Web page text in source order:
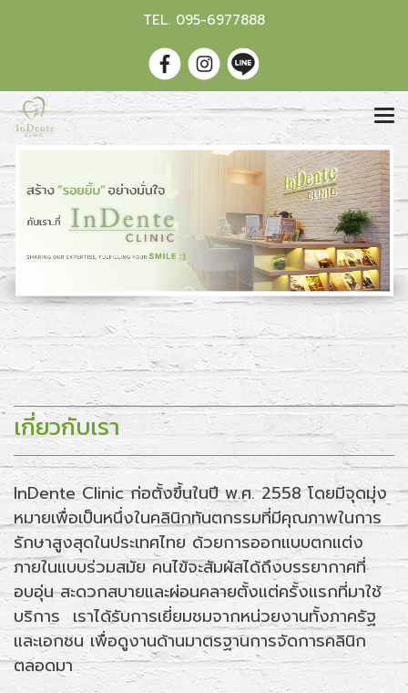
TEL. 095-6977888
เกี่ยวกับเรา
InDente Clinic ก่อตั้งขึ้นในปี พ.ศ. 2558 โดยมีจุดมุ่ง
หมายเพื่อเป็นหนึ่งในคลินิกทันตกรรมที่มีคุณภาพในการ
รักษาสูงสุดในประเทศไทย ด้วยการออกแบบตกแต่ง
ภายในแบบร่วมสมัย คนไข้จะสัมผัสได้ถึงบรรยากาศที่
อบอุ่น สะดวกสบายและผ่อนคลายตั้งแต่ครั้งแรกที่มาใช้
บริการ เราได้รับการเยี่ยมชมจากหน่วยงานทั้งภาครัฐ
และเอกชน เพื่อดูงานด้านมาตรฐานการจัดการคลินิก
ตลอดมา